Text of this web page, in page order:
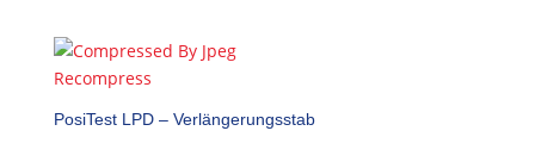
PosiTest LPD – Verlängerungsstab